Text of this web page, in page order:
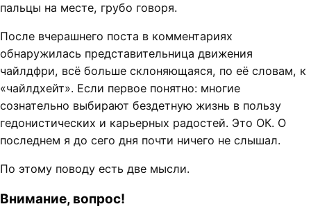
пальцы на месте, грубо говоря.
После вчерашнего поста в комментариях
обнаружилась представительница движения
чайлдфри, всё больше склоняющаяся, по её словам, к
«чайлдхейт». Если первое понятно: многие
сознательно выбирают бездетную жизнь в пользу
гедонистических и карьерных радостей. Это ОК. О
последнем я до сего дня почти ничего не слышал.
По этому поводу есть две мысли.
Внимание, вопрос!